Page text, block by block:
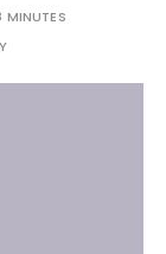
MINUTES